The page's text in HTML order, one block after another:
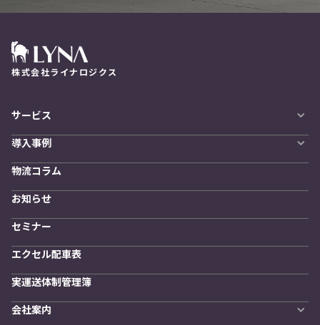
株式会社ライナロジクス
サービス
LYNA DXプラットフォーム
発着管理オプション
訪問計画
物流拠点最適化
開発者向けサービス
導入事例
導入をご検討の方へ
物流コラム
お知らせ
セミナー
エクセル配車表
実運送体制管理簿
会社案内